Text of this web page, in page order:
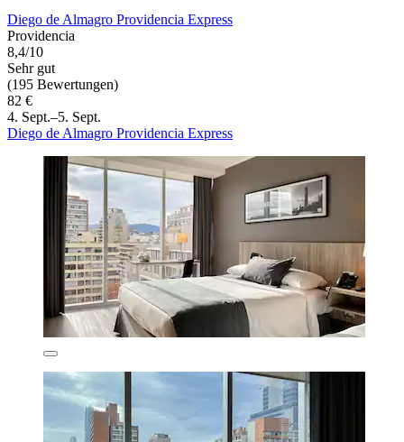
Diego de Almagro Providencia Express
Providencia
8,4/10
Sehr gut
(195 Bewertungen)
82 €
4. Sept.–5. Sept.
Diego de Almagro Providencia Express